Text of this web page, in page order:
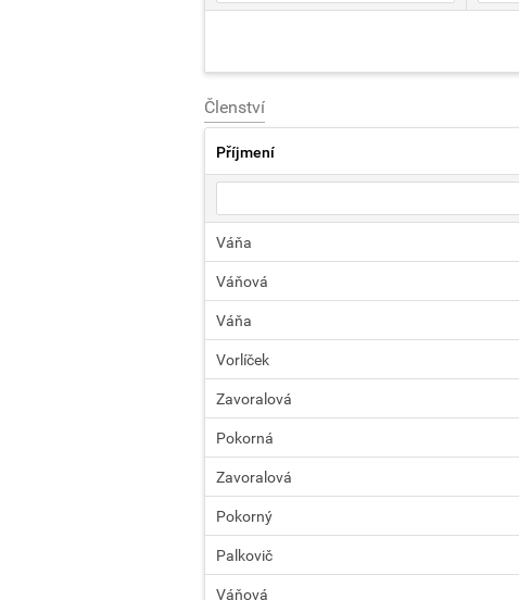
Členství
Příjmení
Váňa
Váňová
Váňa
Vorlíček
Zavoralová
Pokorná
Zavoralová
Pokorný
Palkovič
Váňová